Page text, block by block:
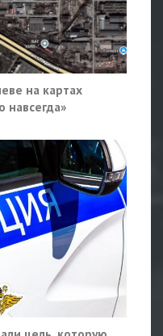
на картах
навсегда»